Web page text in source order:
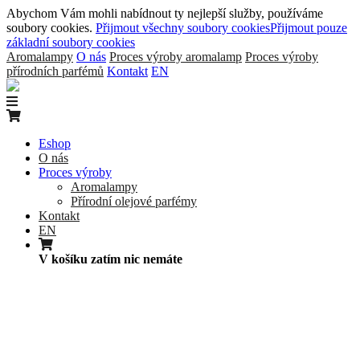
Abychom Vám mohli nabídnout ty nejlepší služby, používáme
soubory cookies. Přijmout všechny soubory cookiesPřijmout pouze
základní soubory cookies
Aromalampy O nás Proces výroby aromalamp Proces výroby
přírodních parfémů Kontakt EN
Eshop
O nás
Proces výroby
Aromalampy
Přírodní olejové parfémy
Kontakt
EN
V košíku zatím nic nemáte